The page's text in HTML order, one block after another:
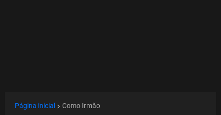
Página inicial Como Irmão